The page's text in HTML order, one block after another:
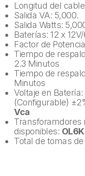
Longitud del
Salida VA: 5,000.
Salida Watts:
Baterías: 12 x
Factor de
Tiempo de
2.3 Minutos
Tiempo de
Minutos
Voltaje en
(Configurable)
Vca
Transforamdores
disponibles:
Total de tomas